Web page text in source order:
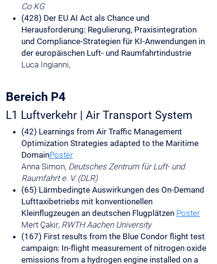
Co KG
(428) Der EU AI Act als Chance und
Herausforderung: Regulierung, Praxisintegration
und Compliance-Strategien für KI-Anwendungen in
der europäischen Luft- und Raumfahrtindustrie
Luca Ingianni,
Bereich P4
L1 Luftverkehr | Air Transport System
(42) Learnings from Air Traffic Management
Optimization Strategies adapted to the Maritime
DomainPoster
Anna Simon, Deutsches Zentrum für Luft- und
Raumfahrt e. V. (DLR)
(65) Lärmbedingte Auswirkungen des On-Demand
Lufttaxibetriebs mit konventionellen
Kleinflugzeugen an deutschen Flugplätzen Poster
Mert Çakir, RWTH Aachen University
(167) First results from the Blue Condor flight test
campaign: In-flight measurement of nitrogen oxide
emissions from a hydrogen engine installed on a